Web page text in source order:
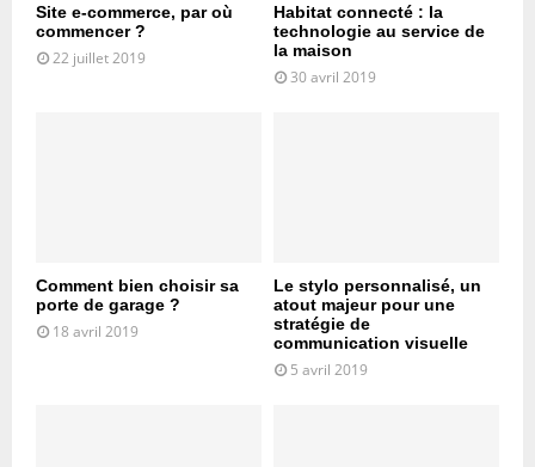
Site e-commerce, par où
commencer ?
22 juillet 2019
Habitat connecté : la
technologie au service de
la maison
30 avril 2019
Comment bien choisir sa
porte de garage ?
18 avril 2019
Le stylo personnalisé, un
atout majeur pour une
stratégie de
communication visuelle
5 avril 2019